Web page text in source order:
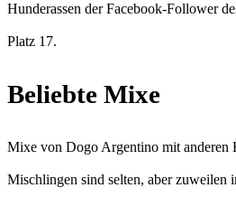
Hunderassen der Facebook-Follower
Platz 17.
Beliebte Mixe
Mixe von Dogo Argentino mit anderen
Mischlingen sind selten, aber zuweilen